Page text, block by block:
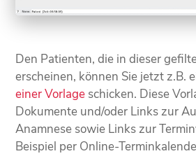
Den Patienten, die in dieser
erscheinen, können Sie jetzt z.B.
einer Vorlage schicken. Diese
Dokumente und/oder Links zur
Anamnese sowie Links zur
Beispiel per Online-